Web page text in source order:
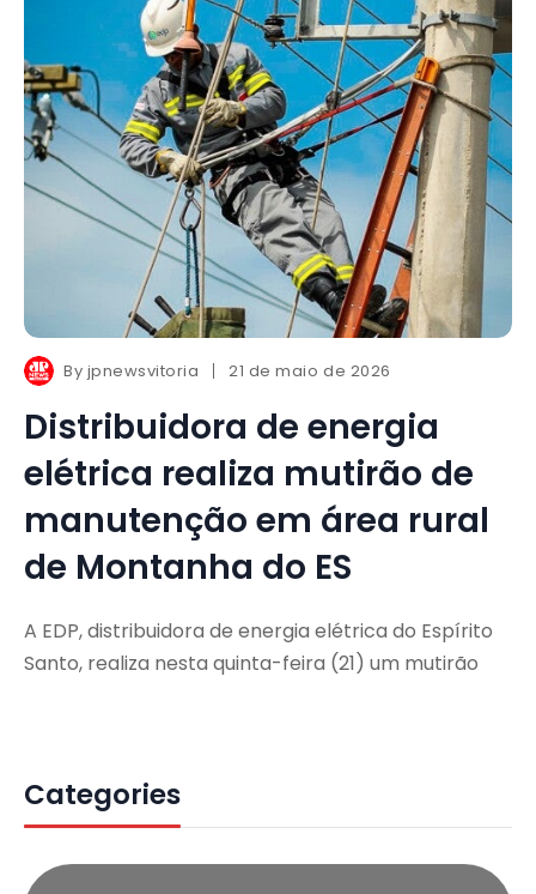
By jpnewsvitoria 21 de maio de 2026
Distribuidora de energia
elétrica realiza mutirão de
manutenção em área rural
de Montanha do ES
A EDP, distribuidora de energia elétrica do Espírito
Santo, realiza nesta quinta-feira (21) um mutirão
Categories